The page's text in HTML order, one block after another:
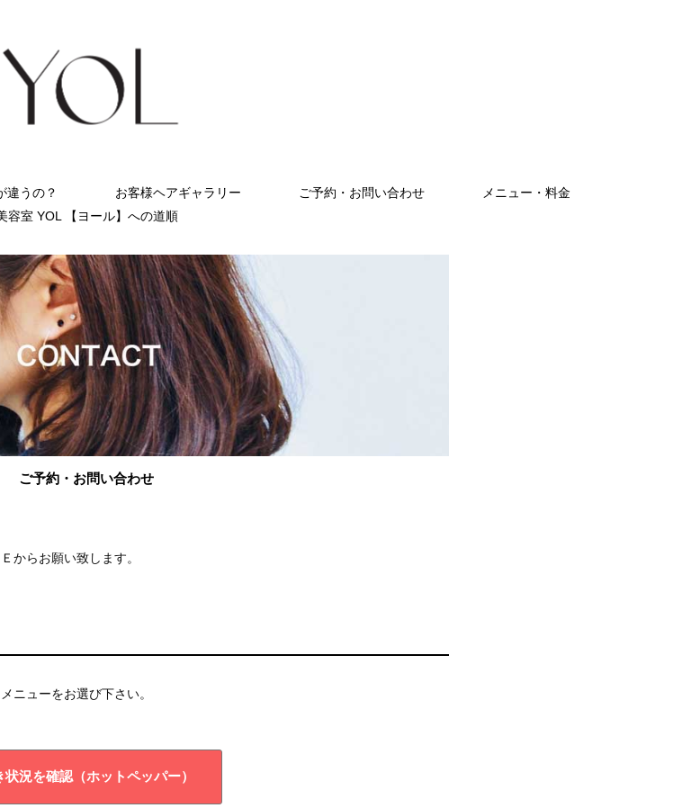
違うの？ お客様ヘアギャラリー ご予約・お問い合わせ
メニュー・料金
容室 YOL 【ヨール】への道順
ご予約・お問い合わせ
からお願い致します。
ニューをお選び下さい。
状況を確認（ホットペッパー）